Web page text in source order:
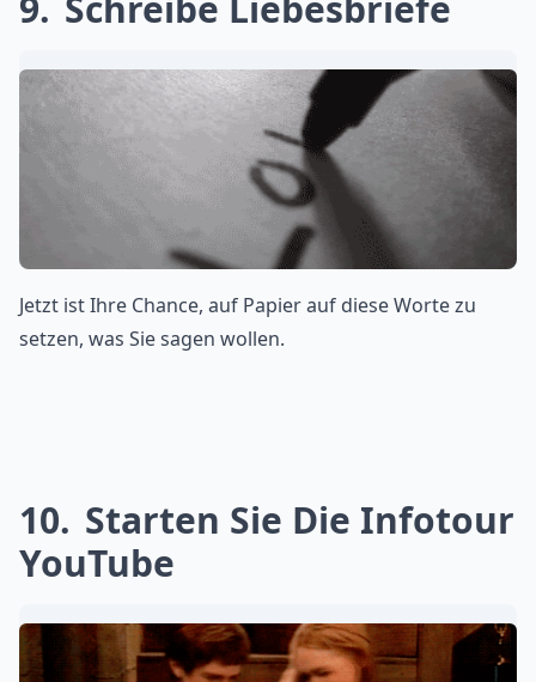
Jetzt ist Ihre Chance, auf Papier auf diese Worte zu
setzen, was Sie sagen wollen.
10 Starten Sie Die Infotour
YouTube